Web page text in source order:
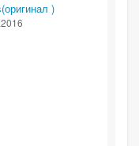
)